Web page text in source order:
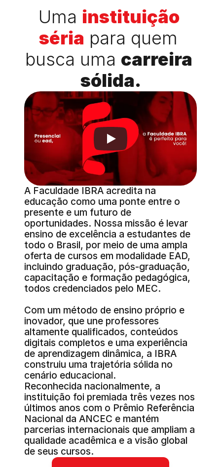
Uma instituição
séria para quem
busca uma carreira
sólida.
A Faculdade IBRA acredita na
educação como uma ponte entre o
presente e um futuro de
oportunidades. Nossa missão é levar
ensino de excelência a estudantes de
todo o Brasil, por meio de uma ampla
oferta de cursos em modalidade EAD,
incluindo graduação, pós-graduação,
capacitação e formação pedagógica,
todos credenciados pelo MEC.
Com um método de ensino próprio e
inovador, que une professores
altamente qualificados, conteúdos
digitais completos e uma experiência
de aprendizagem dinâmica, a IBRA
construiu uma trajetória sólida no
cenário educacional.
Reconhecida nacionalmente, a
instituição foi premiada três vezes nos
últimos anos com o Prêmio Referência
Nacional da ANCEC e mantém
parcerias internacionais que ampliam a
qualidade acadêmica e a visão global
de seus cursos.